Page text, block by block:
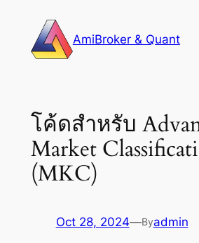
content
AmiBroker & Quant
โค้ดสำหรับ
Market
(MKC)
Oct 28, 2024—Byadmin